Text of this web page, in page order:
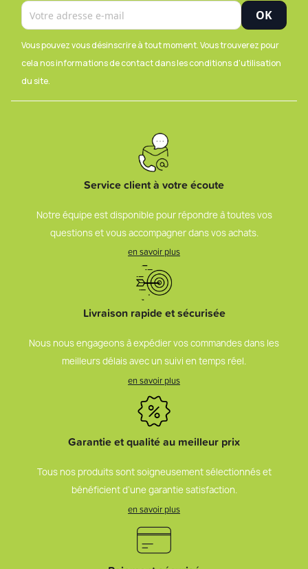
Vous pouvez vous désinscrire à tout moment. Vous trouverez pour
cela nos informations de contact dans les conditions d'utilisation
du site.
Service client à votre écoute
Notre équipe est disponible pour répondre à toutes vos
questions et vous accompagner dans vos achats.
en savoir plus
Livraison rapide et sécurisée
Nous nous engageons à expédier vos commandes dans les
meilleurs délais avec un suivi en temps réel.
en savoir plus
Garantie et qualité au meilleur prix
Tous nos produits sont soigneusement sélectionnés et
bénéficient d’une garantie satisfaction.
en savoir plus